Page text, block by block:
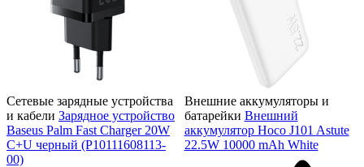
Сетевые зарядные устройства
и кабели Зарядное устройство
Baseus Palm Fast Charger 20W
C+U черный (P10111608113-
00)
Внешние аккумуляторы и
батарейки Внешний
аккумулятор Hoco J101 Astute
22.5W 10000 mAh White